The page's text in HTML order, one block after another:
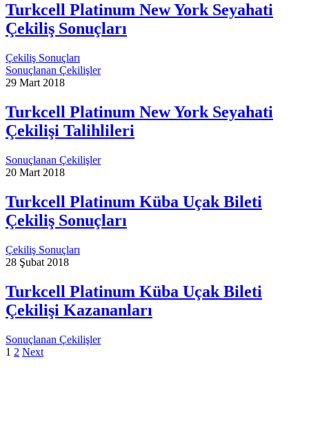
Turkcell Platinum New York Seyahati
Çekiliş Sonuçları
Çekiliş Sonuçları
Sonuçlanan Çekilişler
29 Mart 2018
Turkcell Platinum New York Seyahati
Çekilişi Talihlileri
Sonuçlanan Çekilişler
20 Mart 2018
Turkcell Platinum Küba Uçak Bileti
Çekiliş Sonuçları
Çekiliş Sonuçları
28 Şubat 2018
Turkcell Platinum Küba Uçak Bileti
Çekilişi Kazananları
Sonuçlanan Çekilişler
1 2 Next